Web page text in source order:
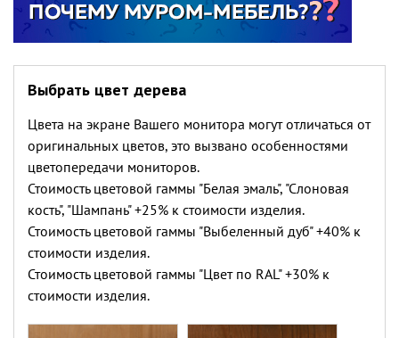
Выбрать цвет дерева
Цвета на экране Вашего монитора могут отличаться от
оригинальных цветов, это вызвано особенностями
цветопередачи мониторов.
Стоимость цветовой гаммы "Белая эмаль", "Слоновая
кость", "Шампань" +25% к стоимости изделия.
Стоимость цветовой гаммы "Выбеленный дуб" +40% к
стоимости изделия.
Стоимость цветовой гаммы "Цвет по RAL" +30% к
стоимости изделия.